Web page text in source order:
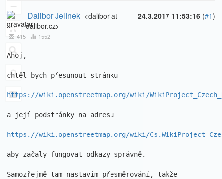
−
24.3.2017 11:53:16 (#1)
Dalibor Jelínek <dalibor at
dalibor.cz>
415 1552
Ahoj,
chtěl bych přesunout stránku
https://wiki.openstreetmap.org/wiki/
a její podstránky na adresu
https://wiki.openstreetmap.org/wiki/
aby začaly fungovat odkazy správně.
Samozřejmě tam nastavím přesměrování, takže